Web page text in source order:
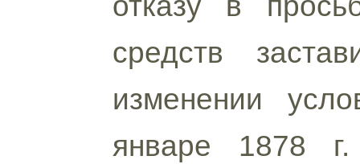
средств
изменении
январе 1878